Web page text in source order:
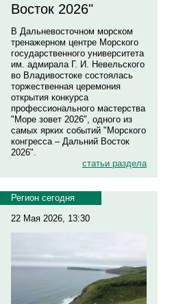
Восток 2026"
В Дальневосточном морском
тренажерном центре Морского
государственного университета
им. адмирала Г. И. Невельского
во Владивостоке состоялась
торжественная церемония
открытия конкурса
профессионального мастерства
"Море зовет 2026", одного из
самых ярких событий "Морского
конгресса – Дальний Восток
2026".
статьи раздела
Регион сегодня
22 Мая 2026, 13:30